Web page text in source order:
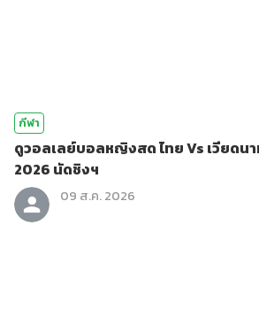
กีฬา
ดูวอลเลย์บอลหญิงสด ไทย Vs เวียดนา
2026 นัดชิงฯ
09 ส.ค. 2026